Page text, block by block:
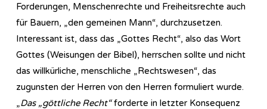
Forderungen, Menschenrechte und Freiheitsrechte auch
für Bauern, „den gemeinen Mann“, durchzusetzen.
Interessant ist, dass das „Gottes Recht“, also das Wort
Gottes (Weisungen der Bibel), herrschen sollte und nicht
das willkürliche, menschliche „Rechtswesen“, das
zugunsten der Herren von den Herren formuliert wurde.
„Das „göttliche Recht“forderte in letzter Konsequenz